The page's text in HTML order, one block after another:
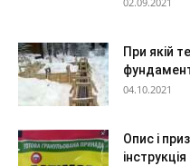
При якій
04.10.2021
Опис і